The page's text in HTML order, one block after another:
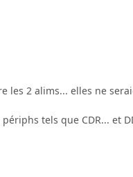
les 2 alims... elles ne
tels que CDR... et